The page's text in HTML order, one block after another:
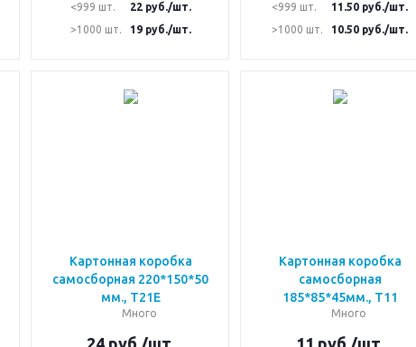
<999 шт. 22руб./шт.
>1000 шт.
19руб./шт.
<999 шт. 11.50 руб./шт.
>1000 шт.
10.50 руб./шт.
Картонная коробка
самосборная 220*150*50
мм., Т21Е
Много
24руб. /шт.
Картонная коробка
самосборная
185*85*45мм., Т11
Много
11 руб. /шт.